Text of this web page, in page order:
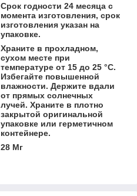
Срок годности 24 месяца с
момента изготовления, срок
изготовления указан на
упаковке.
Храните в прохладном,
сухом месте при
температуре от 15 до 25 °С.
Избегайте повышенной
влажности. Держите вдали
от прямых солнечных
лучей. Храните в плотно
закрытой оригинальной
упаковке или герметичном
контейнере.
28 Мг